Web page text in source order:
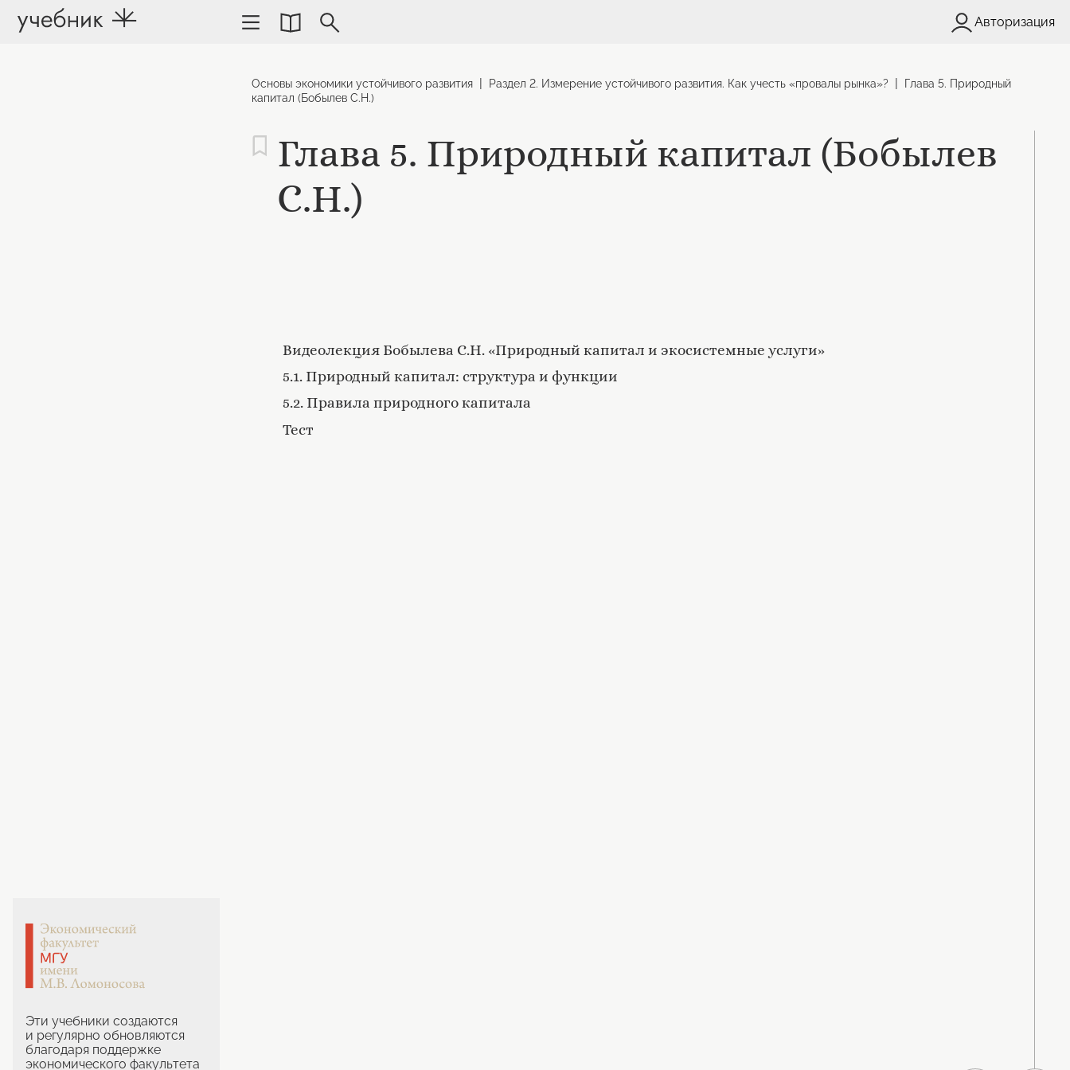
Авторизация
Эти учебники создаются
и регулярно обновляются
благодаря поддержке
экономического факультета
Основы экономики устойчивого развития | Раздел 2. Измерение устойчивого развития. Как учесть «провалы рынка»? | Глава 5. Природный
капитал (Бобылев С.Н.)
Глава 5. Природный капитал (Бобылев
С.Н.)
Видеолекция Бобылева С.Н. «Природный капитал и экосистемные услуги»
5.1. Природный капитал: структура и функции
5.2. Правила природного капитала
Тест